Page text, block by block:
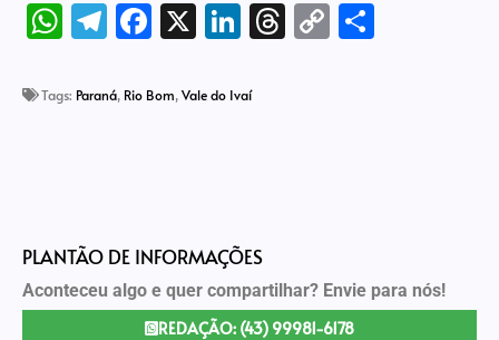
WhatsApp
Telegram
Facebook
X LinkedIn
Threads
Copy
Tags: Paraná, Rio Bom,Vale do Ivaí
PLANTÃO DE INFORMAÇÕES
Aconteceu algo e quer compartilhar? Envie para nós!
REDAÇÃO: (43) 99981-6178